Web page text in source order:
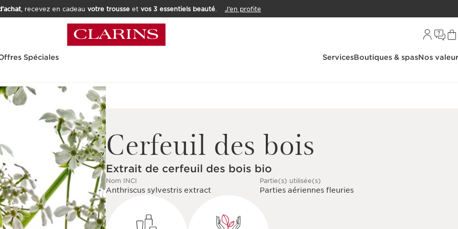
, recevez en cadeau votre trousseet vos 3 essentiels beauté. J’en profite
Spéciales ServicesBoutiques & spasNos
Cerfeuil des bois
Extrait de cerfeuil des bois bio
Nom INCI
Anthriscus sylvestris extract
Partie(s) utilisée(s)
Parties aériennes fleuries